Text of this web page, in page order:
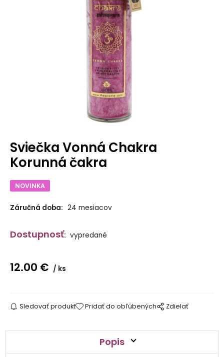
Sviečka Vonná Chakra
Korunná čakra
NOVINKA
Záručná doba: 24 mesiacov
Dostupnosť: vypredané
12.00 € ks
Sledovať produkt Pridať do obľúbených Zdielať
Popis